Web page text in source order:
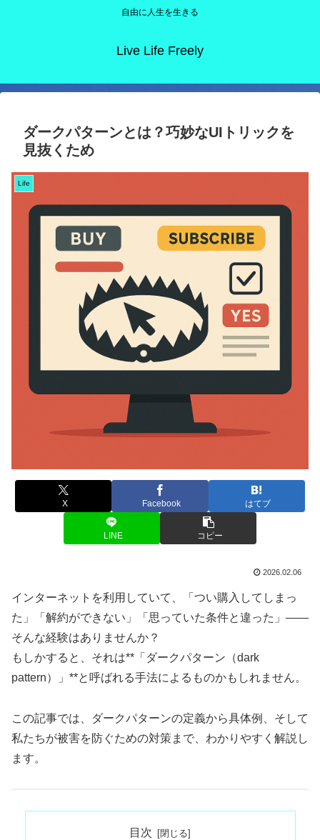
自由に人生を生きる
Live Life Freely
ダークパターンとは？巧妙なUIトリックを
見抜くため
Life
X Facebook はてブ
LINE コピー
2026.02.06
インターネットを利用していて、「つい購入してしまっ
た」「解約ができない」「思っていた条件と違った」――
そんな経験はありませんか？
もしかすると、それは**「ダークパターン（dark
pattern）」**と呼ばれる手法によるものかもしれません。
この記事では、ダークパターンの定義から具体例、そして
私たちが被害を防ぐための対策まで、わかりやすく解説し
ます。
目次